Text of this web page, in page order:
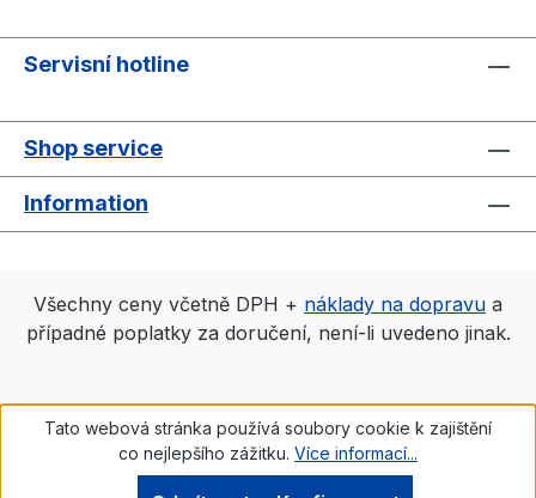
Servisní hotline
Shop service
Information
Všechny ceny včetně DPH + náklady na dopravu a
případné poplatky za doručení, není-li uvedeno jinak.
Tato webová stránka používá soubory cookie k zajištění
co nejlepšího zážitku. Více informací...